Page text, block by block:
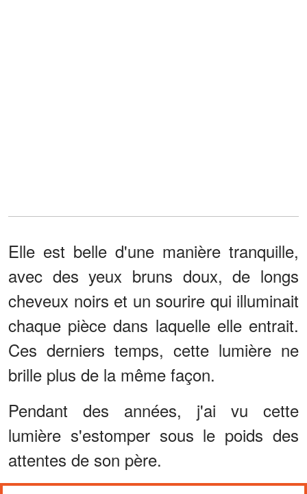
Elle est belle d'une manière tranquille,
avec des yeux bruns doux, de longs
cheveux noirs et un sourire qui illuminait
chaque pièce dans laquelle elle entrait.
Ces derniers temps, cette lumière ne
brille plus de la même façon.
Pendant des années, j'ai vu cette
lumière s'estomper sous le poids des
attentes de son père.